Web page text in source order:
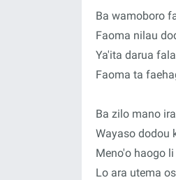
Ba wamoboro
Faoma nilau
Ya'ita darua
Faoma ta
Ba zilo mano
Wayaso dodou
Meno'o haogo
Lo ara utema